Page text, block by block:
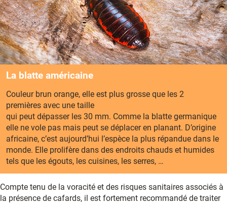
La blatte américaine
Couleur brun orange, elle est plus grosse que les 2
premières avec une taille
qui peut dépasser les 30 mm. Comme la blatte germanique
elle ne vole pas mais peut se déplacer en planant. D’origine
africaine, c’est aujourd’hui l’espèce la plus répandue dans le
monde. Elle prolifère dans des endroits chauds et humides
tels que les égouts, les cuisines, les serres, …
Compte tenu de la voracité et des risques sanitaires associés à
la présence de cafards, il est fortement recommandé de traiter